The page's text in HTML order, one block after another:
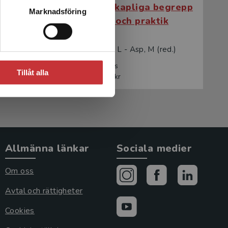
Marknadsföring
Tillåt alla
Vårdvetenskapliga begrepp
i teori och praktik
Wiklund Gustin, L - Asp, M (red.)
inkl. moms
Exkl. moms: 441 kr
Allmänna länkar
Om oss
Avtal och rättigheter
Cookies
Sociala medier